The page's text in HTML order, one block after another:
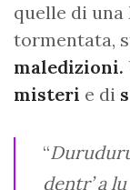
quelle di
tormentata,
maledizioni.
misteri e di
“
dentr’ a